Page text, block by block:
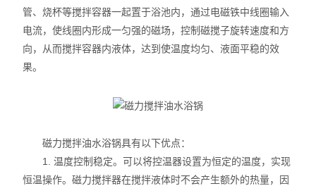
电热套
智能控温仪
管、烧杯等搅拌容器一起置于浴池内，通过电磁铁中线圈输入
电流，使线圈内形成一匀强的磁场，控制磁搅子旋转速度和方
向，从而搅拌容器内液体，达到使温度均匀、液面平稳的效
果。
磁力搅拌油水浴锅具有以下优点：
1. 温度控制稳定。可以将控温器设置为恒定的温度，实现
恒温操作。磁力搅拌器在搅拌液体时不会产生额外的热量，因